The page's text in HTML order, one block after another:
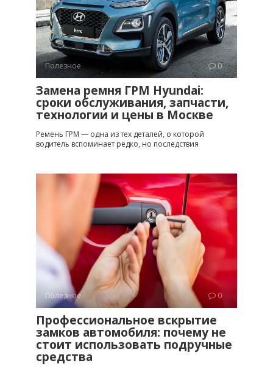
Полезное 0
Замена ремня ГРМ Hyundai:
сроки обслуживания, запчасти,
технологии и цены в Москве
Ремень ГРМ — одна из тех деталей, о которой
водитель вспоминает редко, но последствия
Полезное 0
Профессиональное вскрытие
замков автомобиля: почему не
стоит использовать подручные
средства